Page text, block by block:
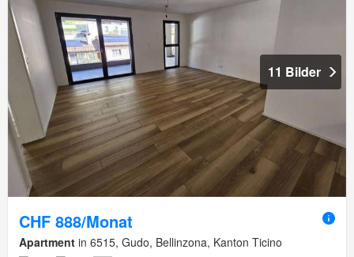
11 Bilder
CHF 888/Monat
Apartment in 6515, Gudo, Bellinzona, Kanton Ticino